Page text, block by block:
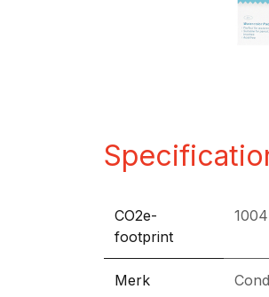
CO2e-
footprint
Merk